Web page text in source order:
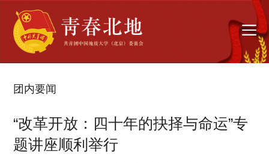
团内要闻
“改革开放：四十年的抉择与命运”专
题讲座顺利举行